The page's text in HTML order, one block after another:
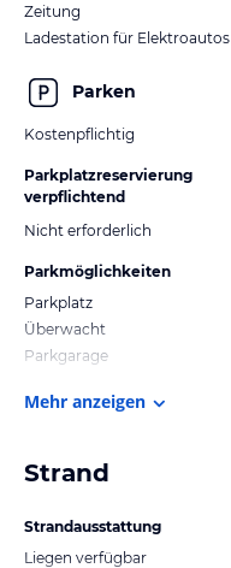
Zeitung
Ladestation für Elektroautos
Parken
Kostenpflichtig
Parkplatzreservierung
verpflichtend
Nicht erforderlich
Parkmöglichkeiten
Parkplatz
Überwacht
Parkgarage
Mehr anzeigen
Strand
Strandausstattung
Liegen verfügbar